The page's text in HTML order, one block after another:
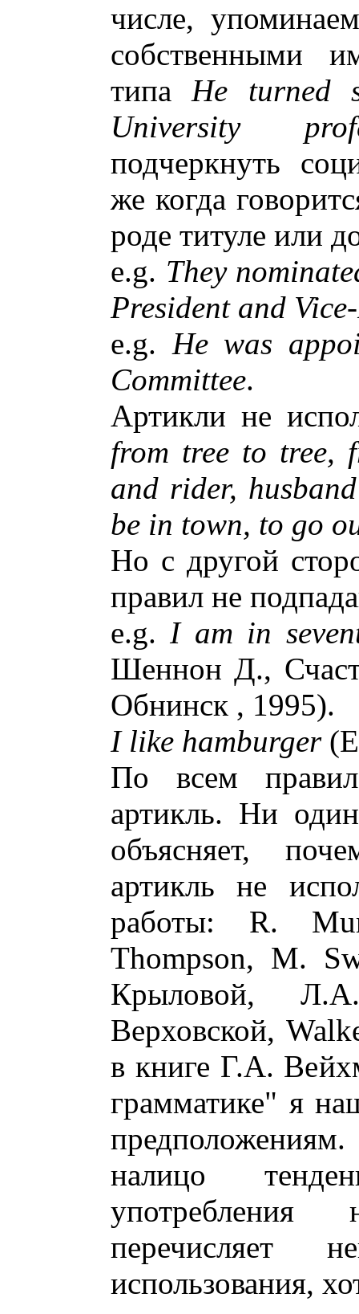
числе,
собственными
типаHe turned
University
подчеркнуть
же когда
роде титуле или
e.g. They
President and
e.g. He was
Committee.
Артикли не
from tree to tree,
and rider,
be in town, to go
Но с другой
правил не
e.g. I am in
Шеннон Д.,
Обнинск , 1995).
I like hamburger
По всем
артикль. Ни
объясняет,
артикль не
работы: R.
Thompson, M.
Крыловой,
Верховской,
в книге Г.А.
грамматике" я
налицо
перечисляет
использования,